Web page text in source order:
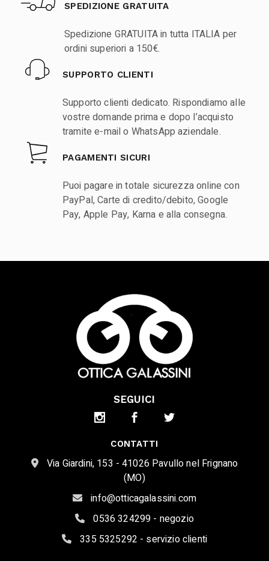
SPEDIZIONE GRATUITA
Spedizione GRATUITA in tutta ITALIA per
ordini superiori a 150€.
SUPPORTO CLIENTI
Supporto clienti dedicato. Rispondiamo alle
vostre domande prima e dopo l’acquisto
tramite e-mail o WhatsApp aziendale.
PAGAMENTI SICURI
Puoi pagare in totale sicurezza online con
PayPal, Carte di credito/debito, Google
Pay, Apple Pay, Karna e alla consegna.
SEGUICI
CONTATTI
Via Giardini, 153 - 41026 Pavullo nel Frignano
(MO)
info@otticagalassini.com
0536 324299 - negozio
335 5325292 - servizio clienti